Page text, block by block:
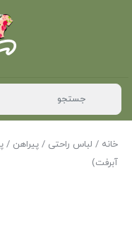
خانه / لباس راحتی / پیراهن /
آبرفت)